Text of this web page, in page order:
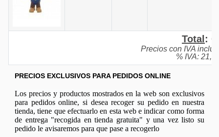
Total :
Precios con IVA
% IVA:
PRECIOS EXCLUSIVOS PARA PEDIDOS ONLINE
Los precios y productos mostrados en la web son exclusivos
para pedidos online, si desea recoger su pedido en nuestra
tienda, tiene que efectuarlo en esta web e indicar como forma
de entrega "recogida en tienda gratuita" y una vez listo su
pedido le avisaremos para que pase a recogerlo